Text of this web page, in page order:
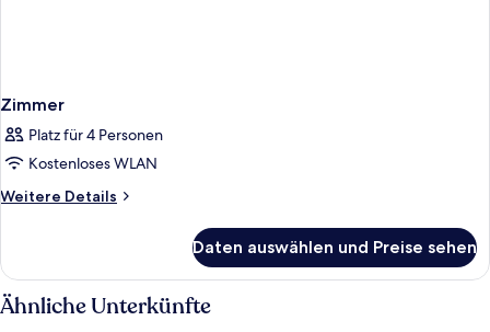
Zimmer
Platz für 4 Personen
Kostenloses WLAN
Weitere Details
Weitere
Daten auswählen und Preise sehen
Ähnliche Unterkünfte